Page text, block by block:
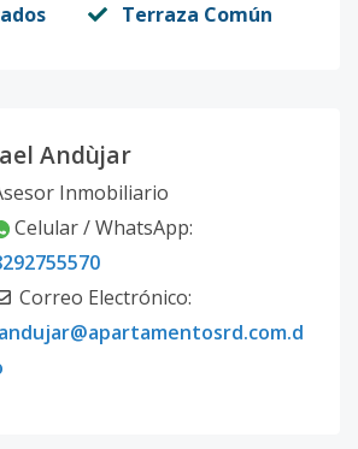
Terraza Común
Andùjar
Inmobiliario
Celular / WhatsApp:
Correo Electrónico: